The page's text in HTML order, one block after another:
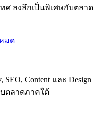
ทศ ลงลึกเป็นพิเศษกับตลาด
มด
Content และ Design
ตลาดภาคใต้